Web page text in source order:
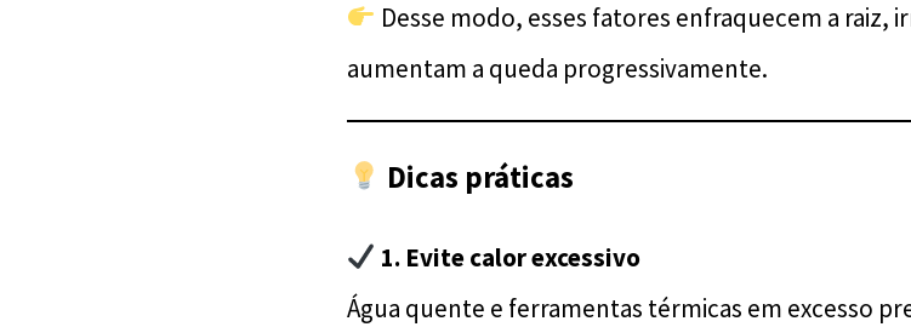
Desse modo, esses fatores enfraquecem a raiz,
aumentam a queda progressivamente.
Dicas práticas
1. Evite calor excessivo
Água quente e ferramentas térmicas em excesso